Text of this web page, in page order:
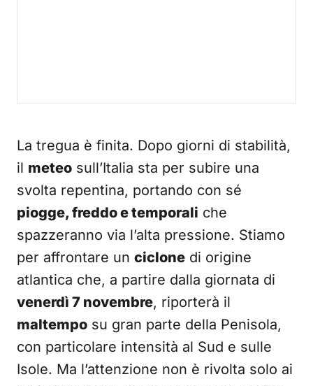
La tregua è finita. Dopo giorni di stabilità,
il meteo sull’Italia sta per subire una
svolta repentina, portando con sé
piogge, freddo e temporali che
spazzeranno via l’alta pressione. Stiamo
per affrontare un ciclone di origine
atlantica che, a partire dalla giornata di
venerdì 7 novembre, riporterà il
maltempo su gran parte della Penisola,
con particolare intensità al Sud e sulle
Isole. Ma l’attenzione non è rivolta solo ai